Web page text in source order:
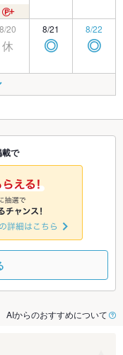
8/20
休
8/21
◎
8/22
◎
8/27
◎ ◎ ◎
9/3
◎
9/4 9/5
9/10
◎
9/11
で
AIからのおすすめについて